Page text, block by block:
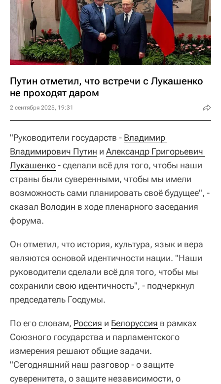
Путин отметил, что встречи с Лукашенко
не проходят даром
2 сентября 2025, 19:31
"Руководители государств - Владимир
Владимирович Путин и Александр Григорьевич
Лукашенко- сделали всё для того, чтобы наши
страны были суверенными, чтобы мы имели
возможность сами планировать своё будущее", -
сказал Володин в ходе пленарного заседания
форума.
Он отметил, что история, культура, язык и вера
являются основой идентичности нации. "Наши
руководители сделали всё для того, чтобы мы
сохранили свою идентичность", - подчеркнул
председатель Госдумы.
По его словам, Россия и Белоруссия в рамках
Союзного государства и парламентского
измерения решают общие задачи.
"Сегодняшний наш разговор - о защите
суверенитета, о защите независимости, о